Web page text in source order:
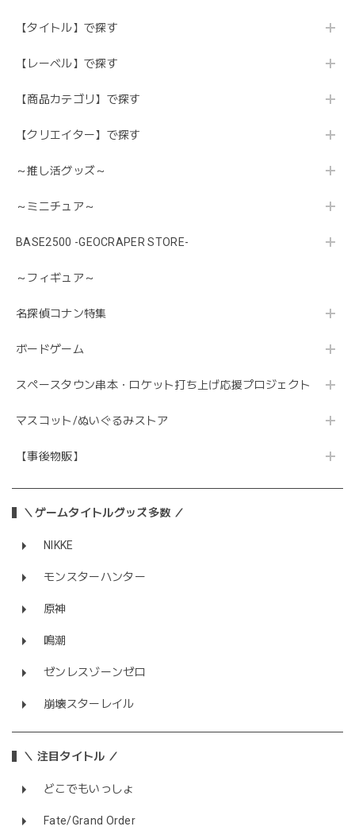
【タイトル】で探す
【レーベル】で探す
【商品カテゴリ】で探す
【クリエイター】で探す
～推し活グッズ～
～ミニチュア～
BASE2500 -GEOCRAPER STORE-
～フィギュア～
名探偵コナン特集
ボードゲーム
スペースタウン串本・ロケット打ち上げ応援プロジェクト
マスコット/ぬいぐるみストア
【事後物販】
＼ゲームタイトルグッズ多数 ／
NIKKE
モンスターハンター
原神
鳴潮
ゼンレスゾーンゼロ
崩壊スターレイル
＼ 注目タイトル ／
どこでもいっしょ
Fate/Grand Order